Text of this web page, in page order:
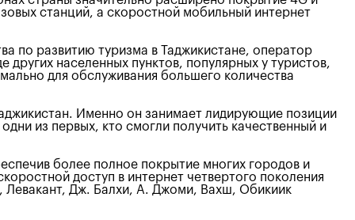
станций, а скоростной мобильный интернет
по развитию туризма в Таджикистане, оператор
населенных пунктов, популярных у туристов,
для обслуживания большего количества
Именно он занимает лидирующие позиции
из первых, кто смогли получить качественный и
более полное покрытие многих городов и
доступ в интернет четвертого поколения
Левакант, Дж. Балхи, А. Джоми, Вахш, Обикиик